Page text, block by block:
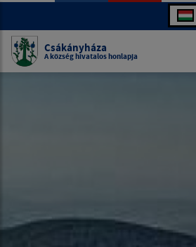
Csákányháza
A község hivatalos honlapja